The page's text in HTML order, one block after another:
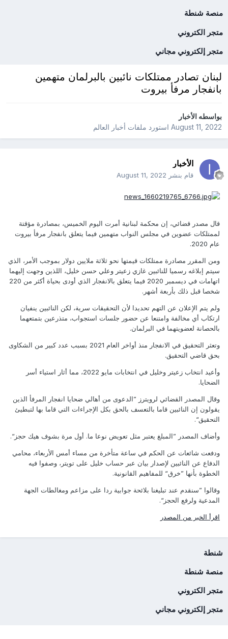
منصة شنطة
متجر الكتروني
متجر إلكتروني مجاني
لبنان تصادر ممتلكات نائبين بالبرلمان متهمين
بانفجار مرفأ بيروت
بواسطهالأخبار
August 11, 2022استورد ملفات أخبار العالم
الأخبار
قام بنشر August 11, 2022
قال مصدر قضائي، إن محكمة لبنانية أمرت اليوم الخميس، بمصادرة مؤقتة
لممتلكات عضوين في مجلس النواب متهمين فيما يتعلق بانفجار مرفأ بيروت
عام 2020.
ومن المقرر مصادرة ممتلكات قيمتها نحو ثلاثة ملايين دولار بموجب الأمر، الذي
سيتم إبلاغه رسميا للنائبين غازي زعيتر وعلي حسن خليل، اللذين وجهت إليهما
اتهامات في ديسمبر 2020 فيما يتعلق بالانفجار الذي أودى بحياة أكثر من 220
شخصا قبل ذلك بأربعة أشهر.
ولم يتم الإعلان عن التهم تحديدا لأن التحقيقات سرية، لكن النائبين ينفيان
ارتكاب أي مخالفة وامتنعا عن حضور جلسات استجواب، متذرعين بتمتعهما
بالحصانة لعضويتهما في البرلمان.
وتعثر التحقيق في الانفجار منذ أواخر العام 2021 بسبب عدد كبير من الشكاوى
بحق قاضي التحقيق.
وأعيد انتخاب زعيتر وخليل في انتخابات مايو 2022، مما أثار استياء أسر
الضحايا.
وقال المصدر القضائي لرويترز ”الدعوى من أهالي ضحايا انفجار المرفأ الذين
يقولون إن النائبين قاما بالتعسف بالحق بكل الإجراءات التي قاما بها لتبطيئ
التحقيق“.
وأضاف المصدر ”المبلغ يعتبر مثل تعويض نوعا ما. أول مرة بشوف هيك حجز“.
ودفعت شائعات عن الحكم في ساعة متأخرة من مساء أمس الأربعاء، محامي
الدفاع عن النائبين لإصدار بيان عبر حساب خليل على تويتر، وصفوا فيه
الخطوة بأنها ”خرق“ للمفاهيم القانونية.
وقالوا ”سنقدم عند تبليغنا بلائحة جوابية ردا على مزاعم ومغالطات الجهة
المدعية ولرفع الحجز“.
اقرأ الخبر من المصدر
شنطة
منصة شنطة
متجر الكتروني
متجر إلكتروني مجاني